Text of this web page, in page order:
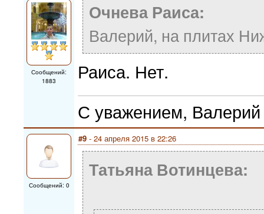
Сообщений:
1883
Очнева Раиса:
Валерий, на плитах
Раиса. Нет.
С уважением,
Сообщений: 0
#9 - 24 апреля 2015 в 22:26
Татьяна Вотинцева: